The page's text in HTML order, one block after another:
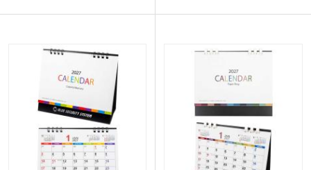
めサイズで作りました。表面は月間ブロ
ル管理はバッチリですね!
印刷が可能です。企業ロゴを入れた展示